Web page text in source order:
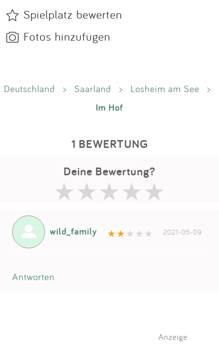
Spielplatz bewerten
Fotos hinzufügen
Deutschland > Saarland > Losheim am See >
Im Hof
1 BEWERTUNG
Deine Bewertung?
wild_family 2021-05-09
Antworten
Anzeige